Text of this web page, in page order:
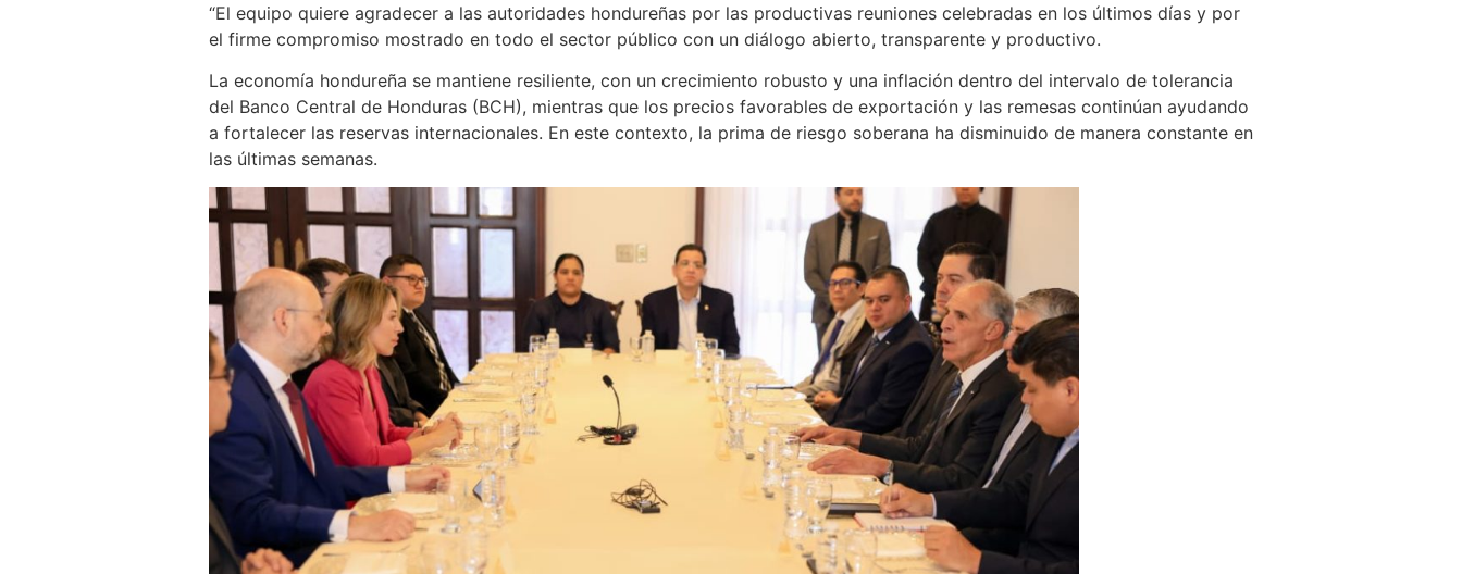
“El equipo quiere agradecer a las autoridades hondureñas por las productivas reuniones celebradas en los últimos días y por
el firme compromiso mostrado en todo el sector público con un diálogo abierto, transparente y productivo.
La economía hondureña se mantiene resiliente, con un crecimiento robusto y una inflación dentro del intervalo de tolerancia
del Banco Central de Honduras (BCH), mientras que los precios favorables de exportación y las remesas continúan ayudando
a fortalecer las reservas internacionales. En este contexto, la prima de riesgo soberana ha disminuido de manera constante en
las últimas semanas.